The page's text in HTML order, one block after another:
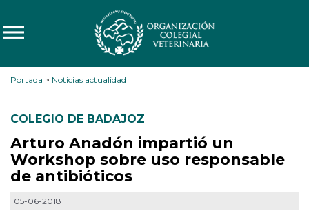
Portada > Noticias actualidad
COLEGIO DE BADAJOZ
Arturo Anadón impartió un
Workshop sobre uso responsable
de antibióticos
05-06-2018